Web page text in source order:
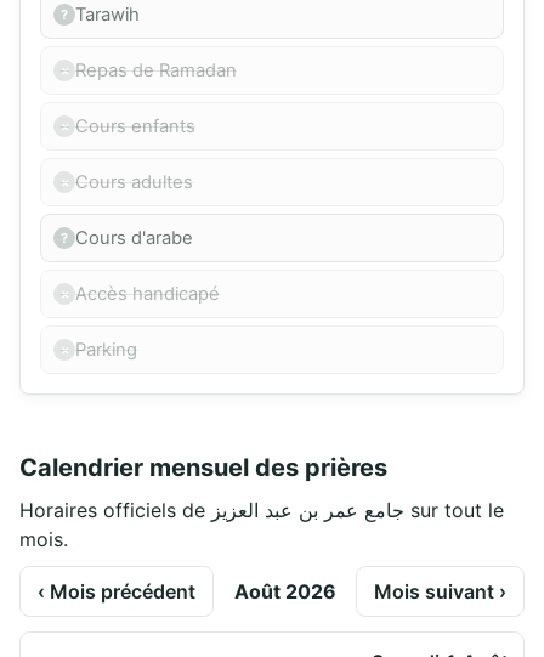
Tarawih
Repas de Ramadan
Cours enfants
Cours adultes
Cours d'arabe
Accès handicapé
Parking
Calendrier mensuel des prières
Horaires officiels de جامع عمر بن عبد العزيز sur tout le
mois.
‹ Mois précédent Août 2026 Mois suivant ›